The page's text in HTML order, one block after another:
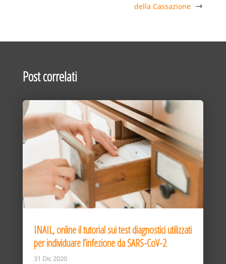
della Cassazione
Post correlati
INAIL, online il tutorial sui test diagnostici utilizzati
per individuare l’infezione da SARS-CoV-2
31 Dic 2020